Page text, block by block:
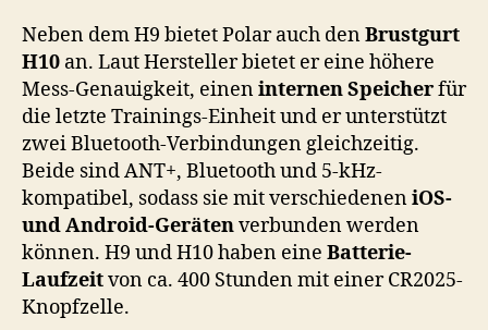
Neben dem H9 bietet Polar auch denBrustgurt
H10 an. Laut Hersteller bietet er eine höhere
Mess-Genauigkeit, eineninternen Speicherfür
die letzte Trainings-Einheit und er unterstützt
zwei Bluetooth-Verbindungen gleichzeitig.
Beide sind ANT+, Bluetooth und 5-kHz-
kompatibel, sodass sie mit verschiedeneniOS-
und Android-Gerätenverbunden werden
können. H9 und H10 haben eine Batterie-
Laufzeitvon ca. 400 Stunden mit einer CR2025-
Knopfzelle.